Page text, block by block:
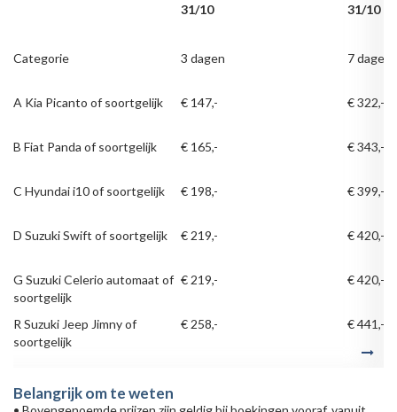
31/10
31/10
Categorie 3 dagen 7 dagen
A Kia Picanto of soortgelijk € 147,- € 322,-
B Fiat Panda of soortgelijk € 165,- € 343,-
C Hyundai i10 of soortgelijk € 198,- € 399,-
D Suzuki Swift of soortgelijk € 219,- € 420,-
G Suzuki Celerio automaat of
soortgelijk
€ 219,- € 420,-
R Suzuki Jeep Jimny of
soortgelijk
€ 258,- € 441,-
Belangrijk om te weten